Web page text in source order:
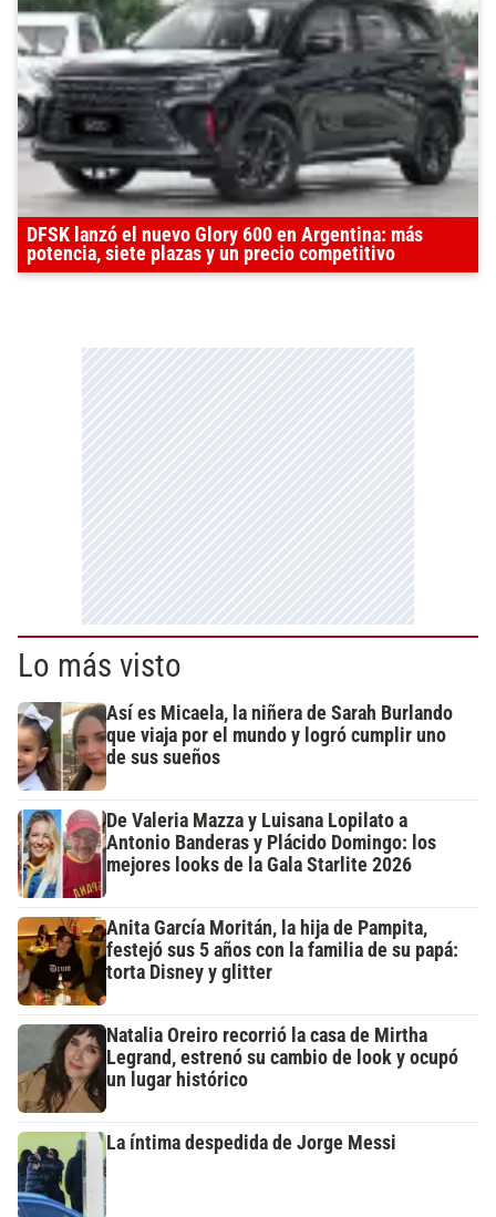
DFSK lanzó el nuevo Glory 600 en Argentina: más
potencia, siete plazas y un precio competitivo
Lo más visto
Así es Micaela, la niñera de Sarah Burlando
que viaja por el mundo y logró cumplir uno
de sus sueños
De Valeria Mazza y Luisana Lopilato a
Antonio Banderas y Plácido Domingo: los
mejores looks de la Gala Starlite 2026
Anita García Moritán, la hija de Pampita,
festejó sus 5 años con la familia de su papá:
torta Disney y glitter
Natalia Oreiro recorrió la casa de Mirtha
Legrand, estrenó su cambio de look y ocupó
un lugar histórico
La íntima despedida de Jorge Messi